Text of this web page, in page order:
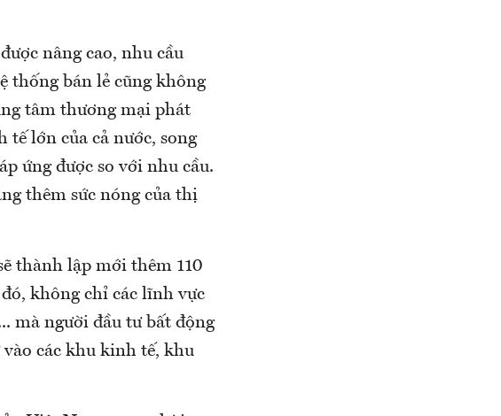
nâng cao, nhu cầu
thống bán lẻ cũng không
tâm thương mại phát
lớn của cả nước, song
ứng được so với nhu cầu.
thêm sức nóng của thị
thành lập mới thêm 110
không chỉ các lĩnh vực
mà người đầu tư bất động
các khu kinh tế, khu